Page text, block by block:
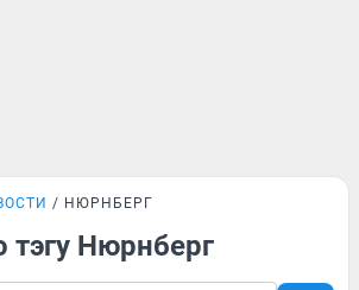
НЮРНБЕРГ
тэгу Нюрнберг